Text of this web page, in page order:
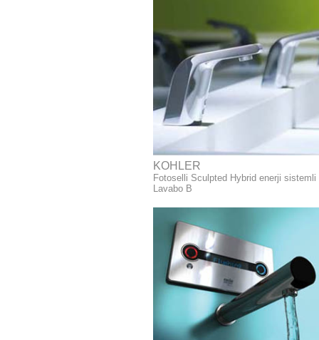
KOHLER
Fotoselli Sculpted Hybrid enerji sistemli
Lavabo B